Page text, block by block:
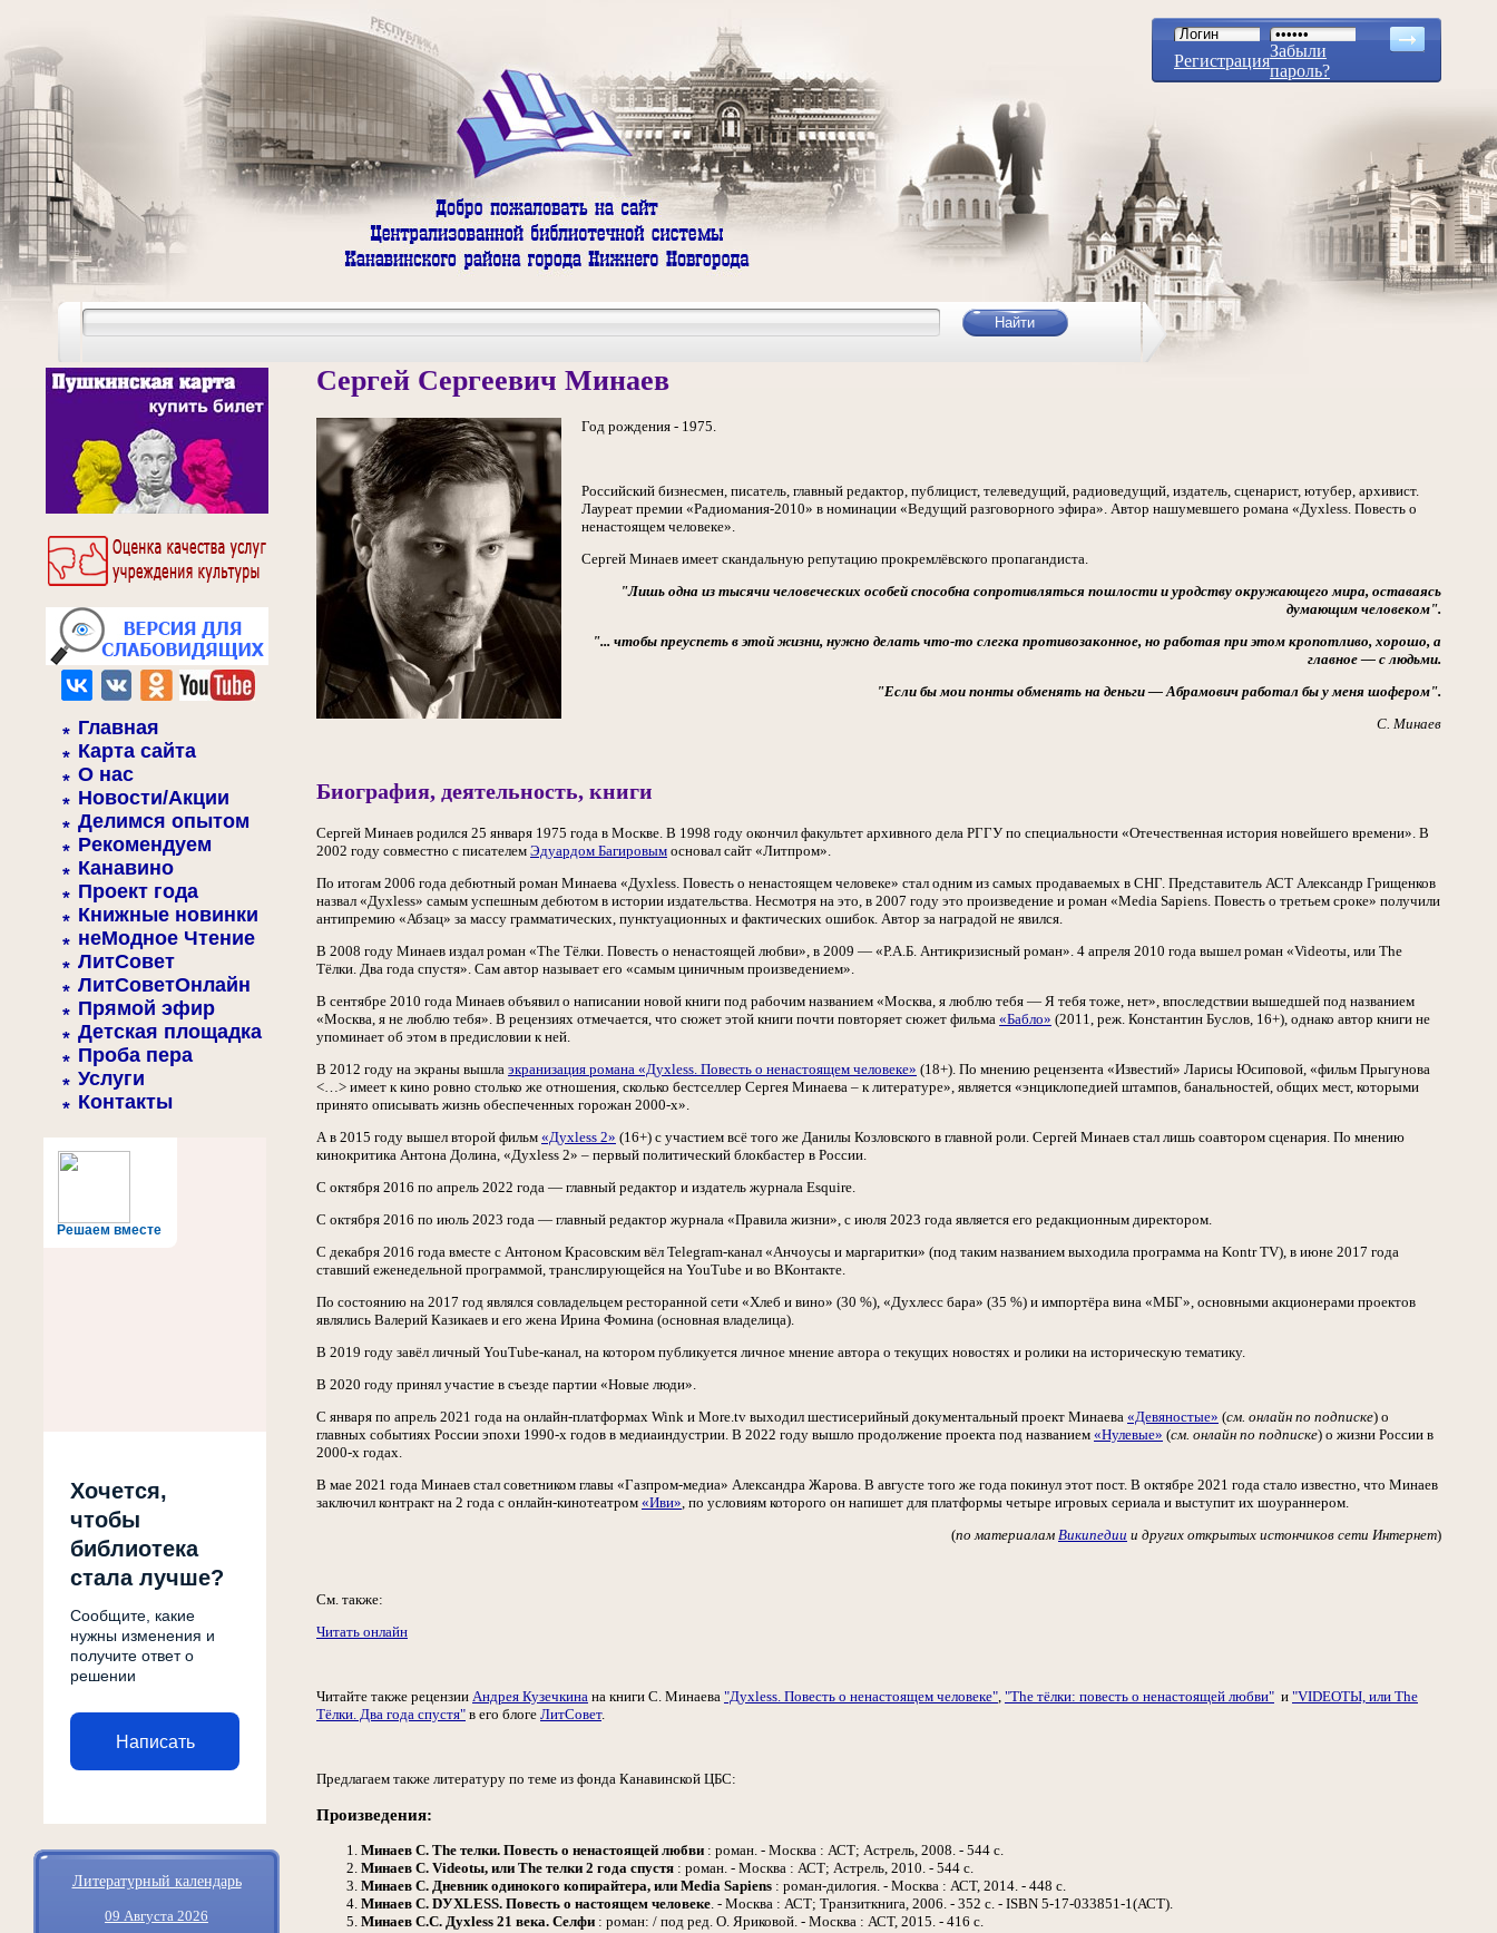
Регистрация
Забыли
пароль?
Главная
Карта сайта
О нас
Новости/Акции
Делимся опытом
Рекомендуем
Канавино
Проект года
Книжные новинки
неМодное Чтение
ЛитСовет
ЛитСоветОнлайн
Прямой эфир
Детская площадка
Проба пера
Услуги
Контакты
Решаем вместе
Хочется,
чтобы
библиотека
стала лучше?
Сообщите, какие
нужны изменения и
получите ответ о
решении
Написать
Литературный календарь
09 Августа 2026
Сергей Сергеевич Минаев
Год рождения - 1975.
Российский бизнесмен, писатель, главный редактор, публицист, телеведущий, радиоведущий, издатель, сценарист, ютубер, архивист.
Лауреат премии «Радиомания-2010» в номинации «Ведущий разговорного эфира». Автор нашумевшего романа «Дyxless. Повесть о
ненастоящем человеке».
Сергей Минаев имеет скандальную репутацию прокремлёвского пропагандиста.
"Лишь одна из тысячи человеческих особей способна сопротивляться пошлости и уродству окружающего мира, оставаясь
думающим человеком".
"... чтобы преуспеть в этой жизни, нужно делать что-то слегка противозаконное, но работая при этом кропотливо, хорошо, а
главное — с людьми.
"Если бы мои понты обменять на деньги—Абрамович работал бы у меня шофером".
С. Минаев
Биография, деятельность, книги
Сергей Минаев родился 25 января 1975 года в Москве. В 1998 году окончил факультет архивного дела РГГУ по специальности «Отечественная история новейшего времени». В
2002 году совместно с писателем Эдуардом Багировым основал сайт «Литпром».
По итогам 2006 года дебютный роман Минаева «Дyxless. Повесть о ненастоящем человеке» стал одним из самых продаваемых в СНГ. Представитель АСТ Александр Грищенков
назвал «Духless» самым успешным дебютом в истории издательства. Несмотря на это, в 2007 году это произведение и роман «Media Sapiens. Повесть о третьем сроке» получили
антипремию «Абзац» за массу грамматических, пунктуационных и фактических ошибок. Автор за наградой не явился.
В 2008 году Минаев издал роман «The Тёлки. Повесть о ненастоящей любви», в 2009 — «Р.А.Б. Антикризисный роман». 4 апреля 2010 года вышел роман «Videoты, или The
Тёлки. Два года спустя». Сам автор называет его «самым циничным произведением».
В сентябре 2010 года Минаев объявил о написании новой книги под рабочим названием «Москва, я люблю тебя — Я тебя тоже, нет», впоследствии вышедшей под названием
«Москва, я не люблю тебя». В рецензиях отмечается, что сюжет этой книги почти повторяет сюжет фильма «Бабло» (2011, реж. Константин Буслов, 16+), однако автор книги не
упоминает об этом в предисловии к ней.
В 2012 году на экраны вышла экранизация романа «Дyxless. Повесть о ненастоящем человеке» (18+). По мнению рецензента «Известий» Ларисы Юсиповой, «фильм Прыгунова
<…> имеет к кино ровно столько же отношения, сколько бестселлер Сергея Минаева – к литературе», является «энциклопедией штампов, банальностей, общих мест, которыми
принято описывать жизнь обеспеченных горожан 2000-х».
А в 2015 году вышел второй фильм «Духless 2» (16+) с участием всё того же Данилы Козловского в главной роли. Сергей Минаев стал лишь соавтором сценария. По мнению
кинокритика Антона Долина, «Духless 2» – первый политический блокбастер в России.
С октября 2016 по апрель 2022 года — главный редактор и издатель журнала Esquire.
С октября 2016 по июль 2023 года — главный редактор журнала «Правила жизни», с июля 2023 года является его редакционным директором.
С декабря 2016 года вместе с Антоном Красовским вёл Telegram-канал «Анчоусы и маргаритки» (под таким названием выходила программа на Kontr TV), в июне 2017 года
ставший еженедельной программой, транслирующейся на YouTube и во ВКонтакте.
По состоянию на 2017 год являлся совладельцем ресторанной сети «Хлеб и вино» (30 %), «Духлесс бара» (35 %) и импортёра вина «МБГ», основными акционерами проектов
являлись Валерий Казикаев и его жена Ирина Фомина (основная владелица).
В 2019 году завёл личный YouTube-канал, на котором публикуется личное мнение автора о текущих новостях и ролики на историческую тематику.
В 2020 году принял участие в съезде партии «Новые люди».
С января по апрель 2021 года на онлайн-платформах Wink и More.tv выходил шестисерийный документальный проект Минаева «Девяностые» (см. онлайн по подписке) о
главных событиях России эпохи 1990-х годов в медиаиндустрии. В 2022 году вышло продолжение проекта под названием «Нулевые» (см. онлайн по подписке) о жизни России в
2000-х годах.
В мае 2021 года Минаев стал советником главы «Газпром-медиа» Александра Жарова. В августе того же года покинул этот пост. В октябре 2021 года стало известно, что Минаев
заключил контракт на 2 года с онлайн-кинотеатром «Иви», по условиям которого он напишет для платформы четыре игровых сериала и выступит их шоураннером.
(по материалам Википедии и других открытых истончиков сети Интернет)
См. также:
Читать онлайн
Читайте также рецензии Андрея Кузечкина на книги С. Минаева "Дyxless. Повесть о ненастоящем человеке", "The тёлки: повесть о ненастоящей любви" и "VIDEOТЫ, или The
Тёлки. Два года спустя" в его блоге ЛитСовет.
Предлагаем также литературу по теме из фонда Канавинской ЦБС:
Произведения:
Минаев С. The телки. Повесть о ненастоящей любви : роман. - Москва : АСТ; Астрель, 2008. - 544 с.
Минаев С. Videotы, или The телки 2 года спустя : роман. - Москва : АСТ; Астрель, 2010. - 544 с.
Минаев С. Дневник одинокого копирайтера, или Media Sapiens : роман-дилогия. - Москва : АСТ, 2014. - 448 с.
Минаев С. DУXLESS. Повесть о настоящем человеке. - Москва : АСТ; Транзиткнига, 2006. - 352 с. - ISBN 5-17-033851-1(АСТ).
Минаев С.С. Духless 21 века. Селфи : роман: / под ред. О. Яриковой. - Москва : АСТ, 2015. - 416 с.